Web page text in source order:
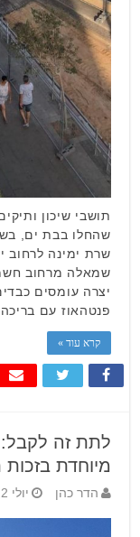
תושבי שיכון
שהחלו בבת ים,
שרת ימינה לרחוב
שמאלה מרחוב
יצרה עומסים
פנטהאוז עם
קרא עוד »
לתת זה לקבל:
מיוחדת
הדר כהן יולי 2, 2018